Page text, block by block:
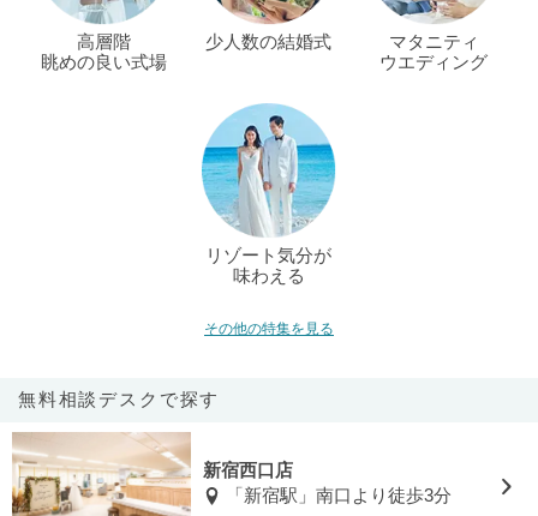
高層階
眺めの良い式場
少人数の結婚式
マタニティ
ウエディング
リゾート気分が
味わえる
その他の特集を見る
無料相談デスクで探す
新宿西口店
「新宿駅」南口より徒歩3分